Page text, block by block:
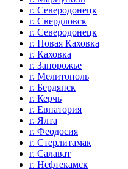
г. Северодонецк
г. Свердловск
г. Северодонецк
г. Новая Каховка
г. Каховка
г. Запорожье
г. Мелитополь
г. Бердянск
г. Керчь
г. Евпатория
г. Ялта
г. Феодосия
г. Стерлитамак
г. Салават
г. Нефтекамск